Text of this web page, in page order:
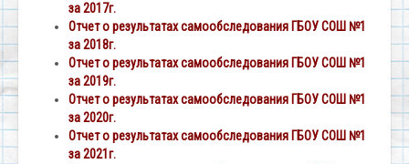
за 2017г.
Отчет о результатах самообследования ГБОУ СОШ №1
за 2018г.
Отчет о результатах самообследования ГБОУ СОШ №1
за 2019г.
Отчет о результатах самообследования ГБОУ СОШ №1
за 2020г.
Отчет о результатах самообследования ГБОУ СОШ №1
за 2021г.